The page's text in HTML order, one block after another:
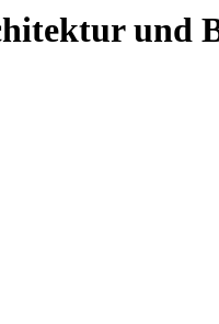
und